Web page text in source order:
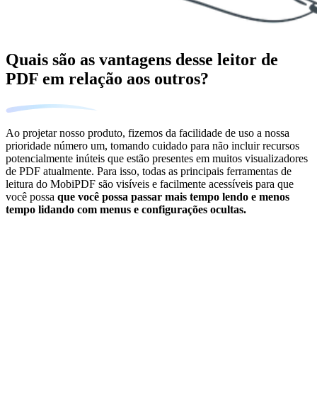
Quais são as vantagens desse leitor de
PDF em relação aos outros?
Ao projetar nosso produto, fizemos da facilidade de uso a nossa
prioridade número um, tomando cuidado para não incluir recursos
potencialmente inúteis que estão presentes em muitos visualizadores
de PDF atualmente. Para isso, todas as principais ferramentas de
leitura do MobiPDF são visíveis e facilmente acessíveis para que
você possa que você possa passar mais tempo lendo e menos
tempo lidando com menus e configurações ocultas.